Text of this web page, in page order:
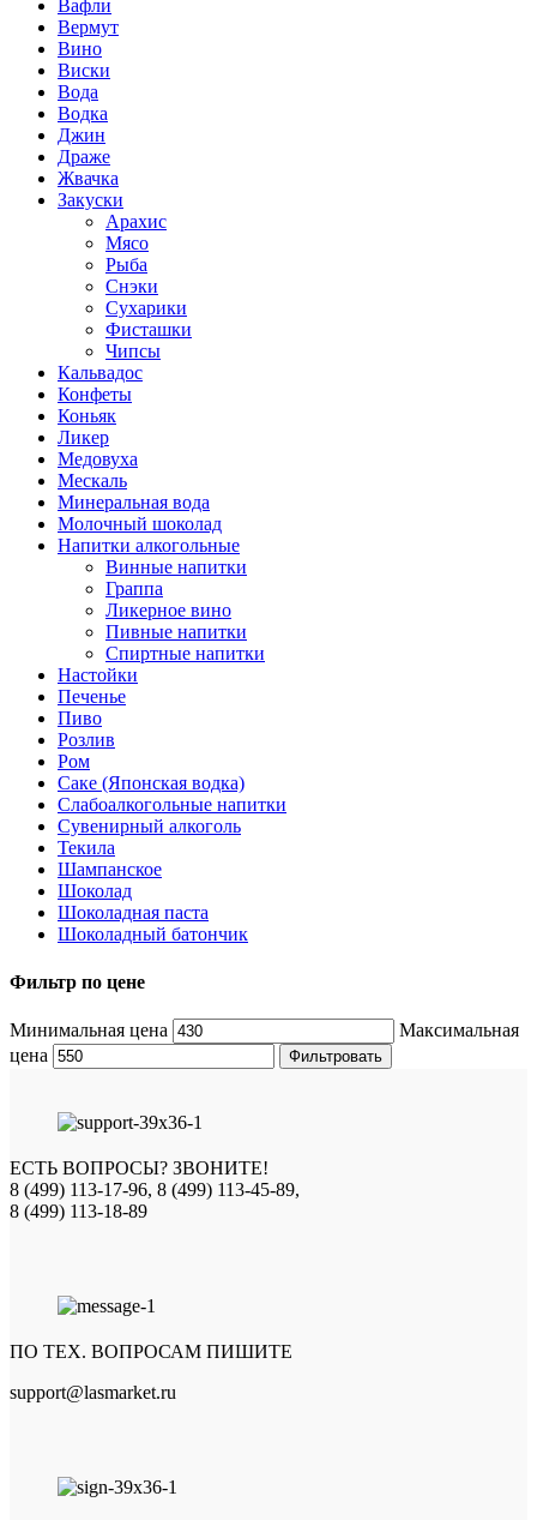
Вафли
Вермут
Вино
Виски
Вода
Водка
Джин
Драже
Жвачка
Закуски
Арахис
Мясо
Рыба
Снэки
Сухарики
Фисташки
Чипсы
Кальвадос
Конфеты
Коньяк
Ликер
Медовуха
Мескаль
Минеральная вода
Молочный шоколад
Напитки алкогольные
Винные напитки
Граппа
Ликерное вино
Пивные напитки
Спиртные напитки
Настойки
Печенье
Пиво
Розлив
Ром
Саке (Японская водка)
Слабоалкогольные напитки
Сувенирный алкоголь
Текила
Шампанское
Шоколад
Шоколадная паста
Шоколадный батончик
Фильтр по цене
Минимальная цена
Максимальная
цена
Фильтровать
ЕСТЬ ВОПРОСЫ? ЗВОНИТЕ!
8 (499) 113-17-96, 8 (499) 113-45-89,
8 (499) 113-18-89
ПО ТЕХ. ВОПРОСАМ ПИШИТЕ
support@lasmarket.ru